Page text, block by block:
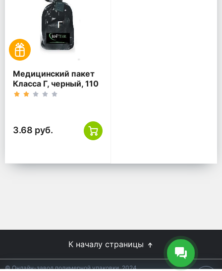
Медицинский пакет
Класса Г, черный, 110
литров, 700*1100
3.68 руб.
К началу страницы
© Онлайн-завод полимерной упаковки, 2024